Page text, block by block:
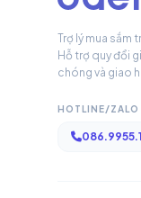
Trợ lý mua sắm
Hỗ trợ quy đổi
chóng và giao
HOTLINE/ZALO